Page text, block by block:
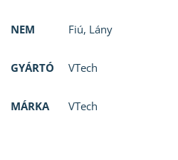
NEM Fiú, Lány
GYÁRTÓ VTech
MÁRKA VTech